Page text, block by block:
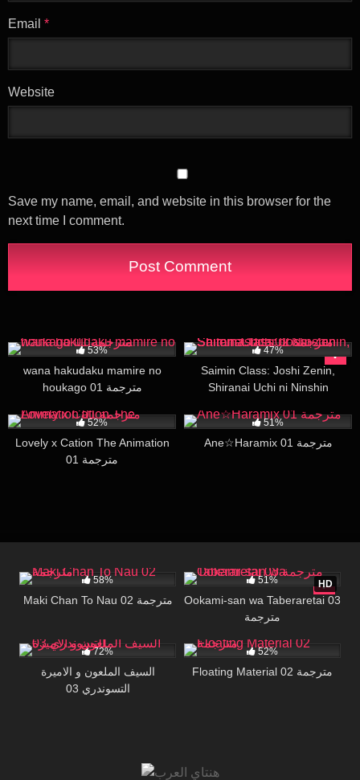
Email *
Website
Save my name, email, and website in this browser for the
next time I comment.
53%
wana hakudaku mamire no
houkago 01 مترجمة
47%
Saimin Class: Joshi Zenin,
Shiranai Uchi ni Ninshin
52%
Lovely x Cation The Animation
01 مترجمة
51%
Ane☆Haramix 01 مترجمة
58%
Maki Chan To Nau 02 مترجمة
HD
51%
Ookami-san wa Taberaretai 03
مترجمة
72%
السيف الملعون و الاميرة
التسوندري 03
52%
Floating Material 02 مترجمة